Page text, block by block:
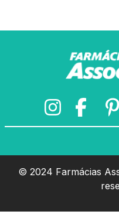
© 2024 Farmácias